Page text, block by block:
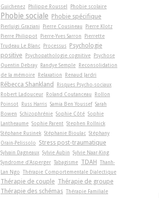
Guichenez Philippe Roussel Phobie scolaire
Phobie sociale Phobie spécifique
Pierluigi Graziani Pierre Cousineau
Pierre Klotz
Pierre Philippot Pierre-Yves Sarron
Pierrette
Trudeau Le Blanc Processus Psychologie
positive Psychopathologie cognitive Psychose
Quentin Debray Randye Semple Reconsolidation
de la mémoire Relaxation Renaud Jardri
Rébecca Shankland
Risques Psycho-sociaux
Robert Ladouceur Roland Coutanceau
Rollon
Poinsot Russ Harris Samia Ben Youssef Sarah
Bowen Schizophrénie Sophie Côté Sophie
Lantheaume Sophie Parent Stephen Rollnick
Stéphane Rusinek Stéphanie Bioulac Stéphany
Orain-Pelissolo
Stress post-traumatique
Sylvain Dagneaux Sylvie Aubin Sylvie Naar-King
Syndrome d'Asperger Tabagisme TDAH Thanh-
Lan Ngo Thérapie Comportementale Dialectique
Thérapie de couple Thérapie de groupe
Thérapie des schémas Thérapie Familiale